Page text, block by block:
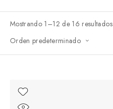
Mostrando 1–12 de 16 resultados
Orden predeterminado